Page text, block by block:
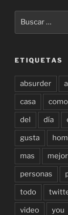
ETIQUETAS
absurder
casa como
del día
gusta
mas mejor
personas
todo
video you